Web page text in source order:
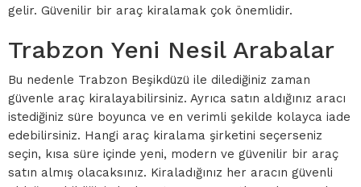
gelir. Güvenilir bir araç kiralamak çok önemlidir.
Trabzon Yeni Nesil Arabalar
Bu nedenle Trabzon Beşikdüzü ile dilediğiniz zaman
güvenle araç kiralayabilirsiniz. Ayrıca satın aldığınız aracı
istediğiniz süre boyunca ve en verimli şekilde kolayca iade
edebilirsiniz. Hangi araç kiralama şirketini seçerseniz
seçin, kısa süre içinde yeni, modern ve güvenilir bir araç
satın almış olacaksınız. Kiraladığınız her aracın güvenli